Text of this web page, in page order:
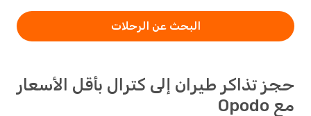
البحث عن الرحلات
حجز تذاكر طيران إلى كترال بأقل الأسعار
مع Opodo